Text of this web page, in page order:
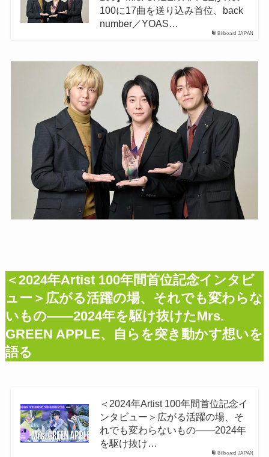
Billboard JAPAN
100に17曲を送り込み首位、back
number／YOAS…
＜2024年Artist 100年間首位記念インタビ
ュー＞広がる活躍の場、それでも変わらな
いもの――2024年を駆け抜けたMrs.
GREEN APPLE、自らを突き動かす想いを
語る
Billboard JAPAN
＜2024年Artist 100年間首位記念イ
ンタビュー＞広がる活躍の場、そ
れでも変わらないもの――2024年
を駆け抜け…